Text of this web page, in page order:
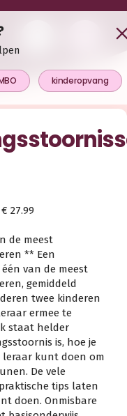
€ 27.99
de meest
** Een
van de meest
gemiddeld
twee kinderen
ermee te
staat helder
is, hoe je
kunt doen om
De vele
tips laten
doen. Onmisbare
kinderopvang